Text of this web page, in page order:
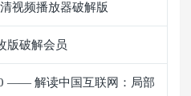
视频播放器破解版
版破解会员
—— 解读中国互联网：局部